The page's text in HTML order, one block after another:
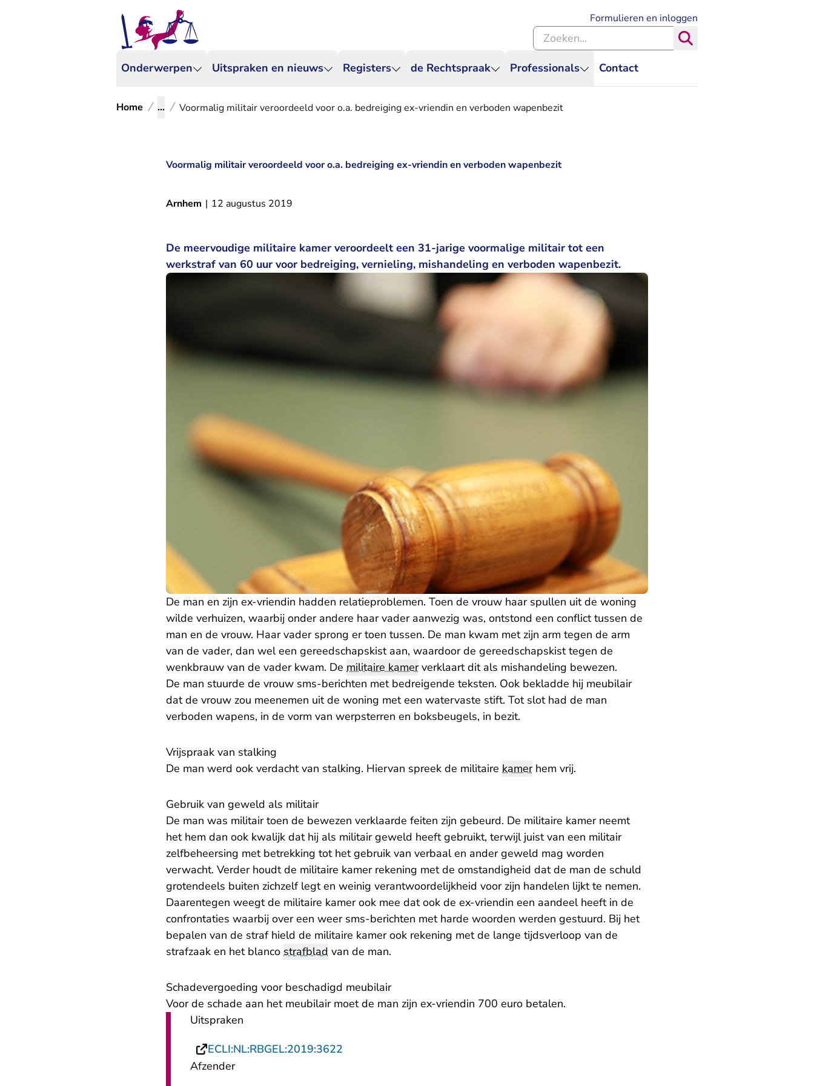
Onderwerpen Uitspraken en nieuws Registers de Rechtspraak Professionals Contact
Formulieren en inloggen
Zoeken binnen de Rechtspraak
Home ... Voormalig militair veroordeeld voor o.a. bedreiging ex-vriendin en verboden wapenbezit
Voormalig militair veroordeeld voor o.a. bedreiging ex-vriendin en verboden wapenbezit
Arnhem | 12 augustus 2019
De meervoudige militaire kamer veroordeelt een 31-jarige voormalige militair tot een
werkstraf van 60 uur voor bedreiging, vernieling, mishandeling en verboden wapenbezit.
De man en zijn ex-vriendin hadden relatieproblemen. Toen de vrouw haar spullen uit de woning
wilde verhuizen, waarbij onder andere haar vader aanwezig was, ontstond een conflict tussen de
man en de vrouw. Haar vader sprong er toen tussen. De man kwam met zijn arm tegen de arm
van de vader, dan wel een gereedschapskist aan, waardoor de gereedschapskist tegen de
wenkbrauw van de vader kwam. De militaire kamerverklaart dit als mishandeling bewezen.
De man stuurde de vrouw sms-berichten met bedreigende teksten. Ook bekladde hij meubilair
dat de vrouw zou meenemen uit de woning met een watervaste stift. Tot slot had de man
verboden wapens, in de vorm van werpsterren en boksbeugels, in bezit.
Vrijspraak van stalking
De man werd ook verdacht van stalking. Hiervan spreek de militaire kamerhem vrij.
Gebruik van geweld als militair
De man was militair toen de bewezen verklaarde feiten zijn gebeurd. De militaire kamer neemt
het hem dan ook kwalijk dat hij als militair geweld heeft gebruikt, terwijl juist van een militair
zelfbeheersing met betrekking tot het gebruik van verbaal en ander geweld mag worden
verwacht. Verder houdt de militaire kamer rekening met de omstandigheid dat de man de schuld
grotendeels buiten zichzelf legt en weinig verantwoordelijkheid voor zijn handelen lijkt te nemen.
Daarentegen weegt de militaire kamer ook mee dat ook de ex-vriendin een aandeel heeft in de
confrontaties waarbij over een weer sms-berichten met harde woorden werden gestuurd. Bij het
bepalen van de straf hield de militaire kamer ook rekening met de lange tijdsverloop van de
strafzaak en het blanco strafblad van de man.
Schadevergoeding voor beschadigd meubilair
Voor de schade aan het meubilair moet de man zijn ex-vriendin 700 euro betalen.
Uitspraken
ECLI:NL:RBGEL:2019:3622
Afzender